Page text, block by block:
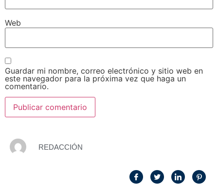
Web
Guardar mi nombre, correo electrónico y sitio web en
este navegador para la próxima vez que haga un
comentario.
REDACCIÓN